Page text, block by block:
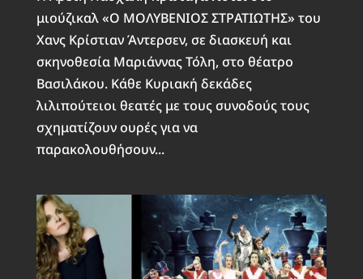
μιούζικαλ «Ο ΜΟΛΥΒΕΝΙΟΣ ΣΤΡΑΤΙΩΤΗΣ» του
Χανς Κρίστιαν Άντερσεν, σε διασκευή και
σκηνοθεσία Μαριάννας Τόλη, στο θέατρο
Βασιλάκου. Κάθε Κυριακή δεκάδες
λιλιπούτειοι θεατές με τους συνοδούς τους
σχηματίζουν ουρές για να
παρακολουθήσουν...